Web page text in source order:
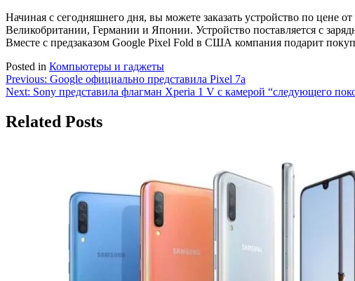
Начиная с сегодняшнего дня, вы можете заказать устройство по
Великобритании, Германии и Японии. Устройство поставляется с
Вместе с предзаказом Google Pixel Fold в США компания подарит
Posted in Компьютеры и гаджеты
Навигация
по
записям
Previous: Google официально представила Pixel 7a
Next: Sony представила флагман Xperia 1 V с камерой “следующего
Related Posts